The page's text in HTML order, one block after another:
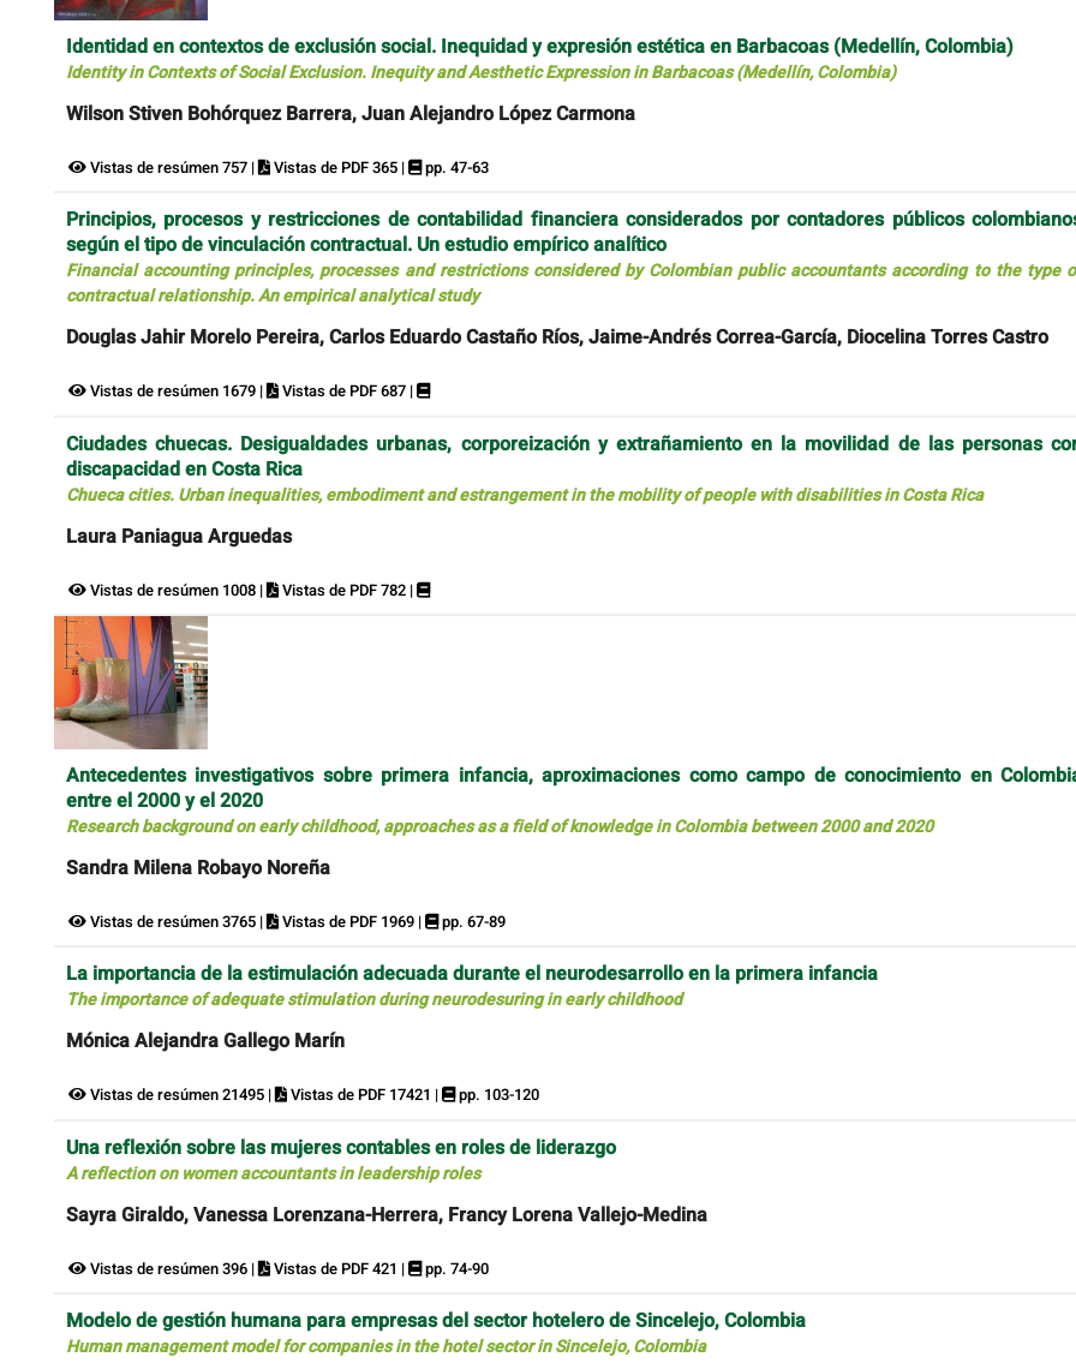
Identidad en contextos de exclusión social. Inequidad y expresión estética en Barbacoas (Medellín, Colombia)
Identity in Contexts of Social Exclusion. Inequity and Aesthetic Expression in Barbacoas (Medellín, Colombia)
Wilson Stiven Bohórquez Barrera, Juan Alejandro López Carmona
Vistas de resúmen 757 | Vistas de PDF 365 | pp. 47-63
Principios, procesos y restricciones de contabilidad financiera considerados por contadores públicos
según el tipo de vinculación contractual. Un estudio empírico analítico
Financial accounting principles, processes and restrictions considered by Colombian public accountants according to the type
contractual relationship. An empirical analytical study
Douglas Jahir Morelo Pereira, Carlos Eduardo Castaño Ríos, Jaime-Andrés Correa-García, Diocelina Torres Castro
Vistas de resúmen 1679 | Vistas de PDF 687 |
Ciudades chuecas. Desigualdades urbanas, corporeización y extrañamiento en la movilidad de las personas
discapacidad en Costa Rica
Chueca cities. Urban inequalities, embodiment and estrangement in the mobility of people with disabilities in Costa Rica
Laura Paniagua Arguedas
Vistas de resúmen 1008 | Vistas de PDF 782 |
Antecedentes investigativos sobre primera infancia, aproximaciones como campo de conocimiento en
entre el 2000 y el 2020
Research background on early childhood, approaches as a field of knowledge in Colombia between 2000 and 2020
Sandra Milena Robayo Noreña
Vistas de resúmen 3765 | Vistas de PDF 1969 | pp. 67-89
La importancia de la estimulación adecuada durante el neurodesarrollo en la primera infancia
The importance of adequate stimulation during neurodesuring in early childhood
Mónica Alejandra Gallego Marín
Vistas de resúmen 21495 | Vistas de PDF 17421 | pp. 103-120
Una reflexión sobre las mujeres contables en roles de liderazgo
A reflection on women accountants in leadership roles
Sayra Giraldo, Vanessa Lorenzana-Herrera, Francy Lorena Vallejo-Medina
Vistas de resúmen 396 | Vistas de PDF 421 | pp. 74-90
Modelo de gestión humana para empresas del sector hotelero de Sincelejo, Colombia
Human management model for companies in the hotel sector in Sincelejo, Colombia